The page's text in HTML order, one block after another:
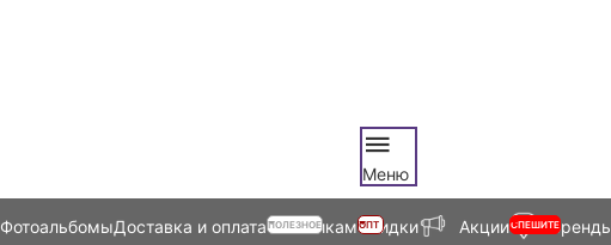
Меню
ФотоальбомыДоставка и оплата ПОЛЕЗНОЕ
Оптовикам ОПТ
Скидки АкцииСПЕШИТЕ